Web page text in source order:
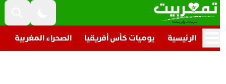
الرئيسية يوميات كأس أفريقيا الصحراء المغربية